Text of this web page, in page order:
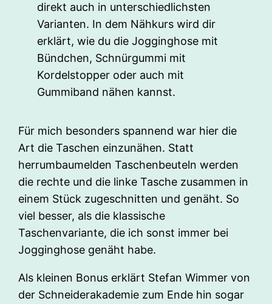
direkt auch in unterschiedlichsten
Varianten. In dem Nähkurs wird dir
erklärt, wie du die Jogginghose mit
Bündchen, Schnürgummi mit
Kordelstopper oder auch mit
Gummiband nähen kannst.
Für mich besonders spannend war hier die
Art die Taschen einzunähen. Statt
herrumbaumelden Taschenbeuteln werden
die rechte und die linke Tasche zusammen in
einem Stück zugeschnitten und genäht. So
viel besser, als die klassische
Taschenvariante, die ich sonst immer bei
Jogginghose genäht habe.
Als kleinen Bonus erklärt Stefan Wimmer von
der Schneiderakademie zum Ende hin sogar